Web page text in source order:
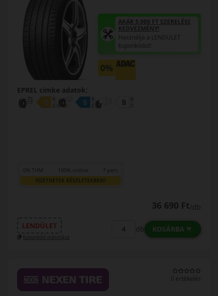
AKÁR 5.000 FT SZERELÉSI
KEDVEZMÉNY!
Használja a LENDÜLET
kuponkódot!
0%
EPREL cimke adatok:
0% THM 100% online 7 perc
FIZETHETEK RÉSZLETEKBEN?
36 690 Ft/db
LENDÜLET
Kuponkód másolása
db KOSÁRBA
0 értékelés